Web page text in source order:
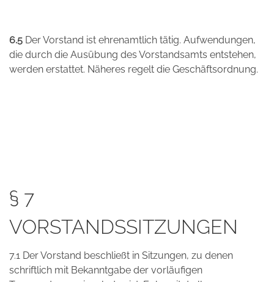
6.5 Der Vorstand ist ehrenamtlich tätig. Aufwendungen,
die durch die Ausübung des Vorstandsamts entstehen,
werden erstattet. Näheres regelt die Geschäftsordnung.
§ 7
VORSTANDSSITZUNGEN
7.1 Der Vorstand beschließt in Sitzungen, zu denen
schriftlich mit Bekanntgabe der vorläufigen